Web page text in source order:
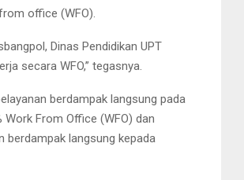
office (WFO).
Dinas Pendidikan UPT
secara WFO,” tegasnya.
berdampak langsung pada
From Office (WFO) dan
berdampak langsung kepada